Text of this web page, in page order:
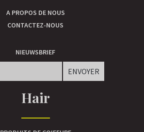
A PROPOS DE NOUS
CONTACTEZ-NOUS
NIEUWSBRIEF
ENVOYER
Hair